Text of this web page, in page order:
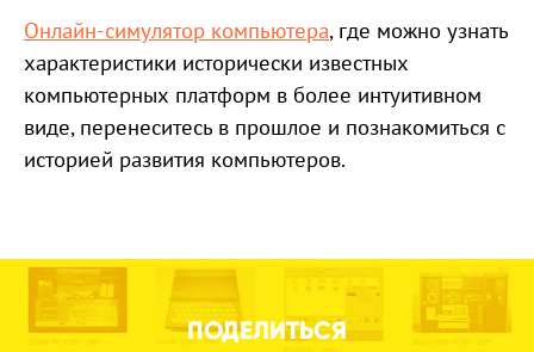
Онлайн-симулятор компьютера, где можно узнать
характеристики исторически известных
компьютерных платформ в более интуитивном
виде, перенеситесь в прошлое и познакомиться с
историей развития компьютеров.
ПОДЕЛИТЬСЯ